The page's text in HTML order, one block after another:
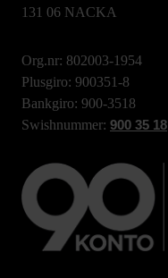
131 06 NACKA
Org.nr: 802003-1954
Plusgiro: 900351-8
Bankgiro: 900-3518
Swishnummer: 900 35 18